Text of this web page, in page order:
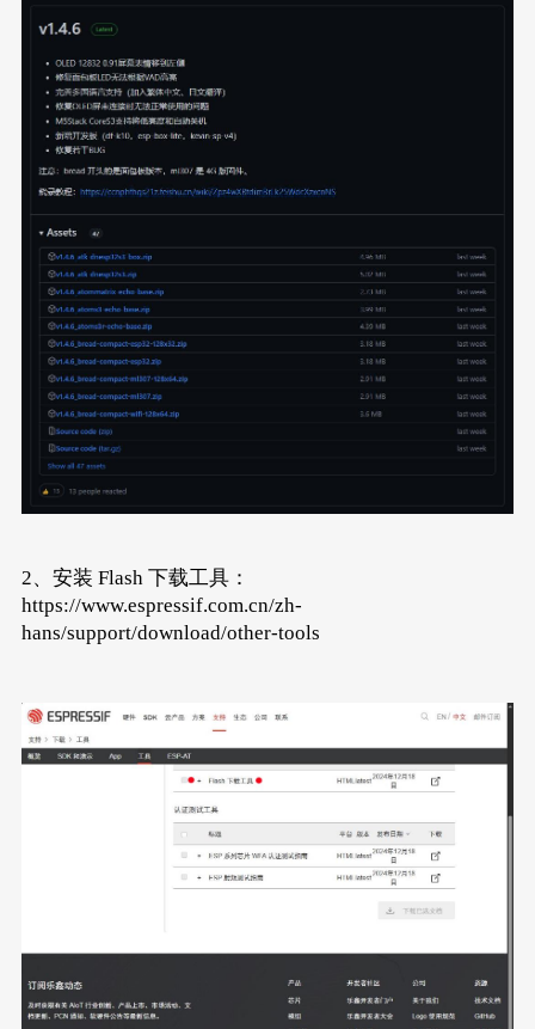
2、安装 Flash 下载工具：
https://www.espressif.com.cn/zh-
hans/support/download/other-tools